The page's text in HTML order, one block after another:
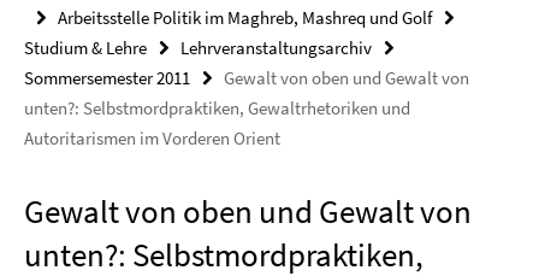
Arbeitsstelle Politik im Maghreb, Mashreq und Golf
Studium & Lehre
Lehrveranstaltungsarchiv
Sommersemester 2011
Gewalt von oben und Gewalt von
unten?: Selbstmordpraktiken, Gewaltrhetoriken und
Autoritarismen im Vorderen Orient
Gewalt von oben und Gewalt von
unten?: Selbstmordpraktiken,